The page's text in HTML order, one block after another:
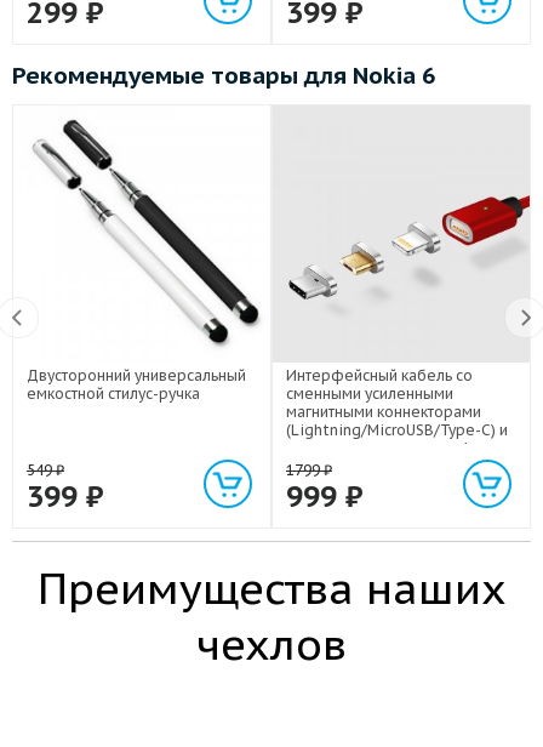
299 ₽ 399 ₽
Рекомендуемые товары для Nokia 6
Двусторонний универсальный
емкостной стилус-ручка
549₽
399 ₽
Интерфейсный кабель со
сменными усиленными
магнитными коннекторами
(Lightning/MicroUSB/Type-C) и
световым индикатором 1м
1799₽
999 ₽
Преимущества наших
чехлов